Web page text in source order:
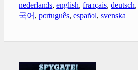
nederlands, english, français, deutsch,
국어 , português, español, svenska